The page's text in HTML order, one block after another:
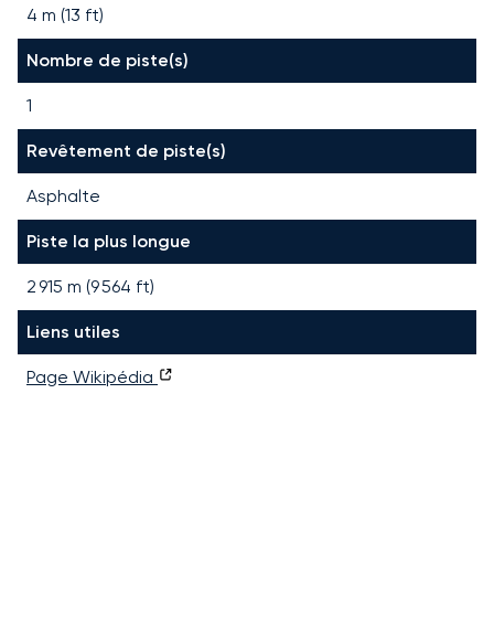
4 m (13 ft)
Nombre de piste(s)
1
Revêtement de piste(s)
Asphalte
Piste la plus longue
2 915 m (9 564 ft)
Liens utiles
Page Wikipédia